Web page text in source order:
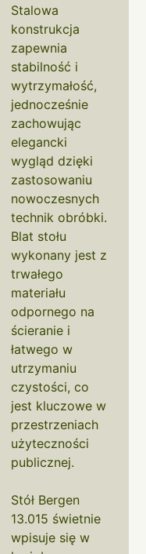
Stalowa
konstrukcja
zapewnia
stabilność i
wytrzymałość,
jednocześnie
zachowując
elegancki
wygląd dzięki
zastosowaniu
nowoczesnych
technik obróbki.
Blat stołu
wykonany jest z
trwałego
materiału
odpornego na
ścieranie i
łatwego w
utrzymaniu
czystości, co
jest kluczowe w
przestrzeniach
użyteczności
publicznej.
Stół Bergen
13.015 świetnie
wpisuje się w